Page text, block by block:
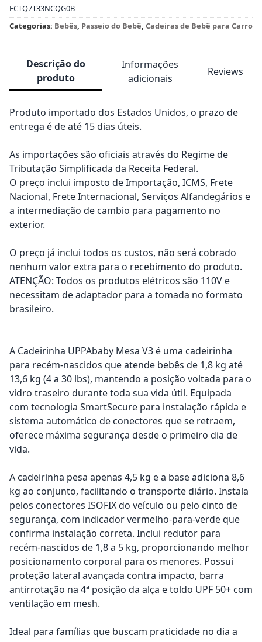
ECTQ7T33NCQG0B
Categorias: Bebês, Passeio do Bebê, Cadeiras de Bebê para Carro
Descrição do
produto
Informações
adicionais
Reviews
Produto importado dos Estados Unidos, o prazo de
entrega é de até 15 dias úteis.
As importações são oficiais através do Regime de
Tributação Simplificada da Receita Federal.
O preço inclui imposto de Importação, ICMS, Frete
Nacional, Frete Internacional, Serviços Alfandegários e
a intermediação de cambio para pagamento no
exterior.
O preço já inclui todos os custos, não será cobrado
nenhum valor extra para o recebimento do produto.
ATENÇÃO: Todos os produtos elétricos são 110V e
necessitam de adaptador para a tomada no formato
brasileiro.
A Cadeirinha UPPAbaby Mesa V3 é uma cadeirinha
para recém-nascidos que atende bebês de 1,8 kg até
13,6 kg (4 a 30 lbs), mantendo a posição voltada para o
vidro traseiro durante toda sua vida útil. Equipada
com tecnologia SmartSecure para instalação rápida e
sistema automático de conectores que se retraem,
oferece máxima segurança desde o primeiro dia de
vida.
A cadeirinha pesa apenas 4,5 kg e a base adiciona 8,6
kg ao conjunto, facilitando o transporte diário. Instala
pelos conectores ISOFIX do veículo ou pelo cinto de
segurança, com indicador vermelho-para-verde que
confirma instalação correta. Inclui redutor para
recém-nascidos de 1,8 a 5 kg, proporcionando melhor
posicionamento corporal para os menores. Possui
proteção lateral avançada contra impacto, barra
antirrotação na 4ª posição da alça e toldo UPF 50+ com
ventilação em mesh.
Ideal para famílias que buscam praticidade no dia a